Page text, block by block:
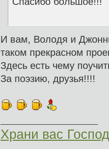
И вам, Володя и
таком прекрасном
Здесь есть чему
За поэзию, друзья!!!!
Храни вас